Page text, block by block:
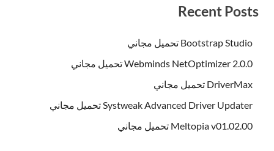
Recent Posts
Bootstrap Studio تحميل مجاني
Webminds NetOptimizer 2.0.0 تحميل مجاني
DriverMax تحميل مجاني
Systweak Advanced Driver Updater تحميل مجاني
Meltopia v01.02.00 تحميل مجاني